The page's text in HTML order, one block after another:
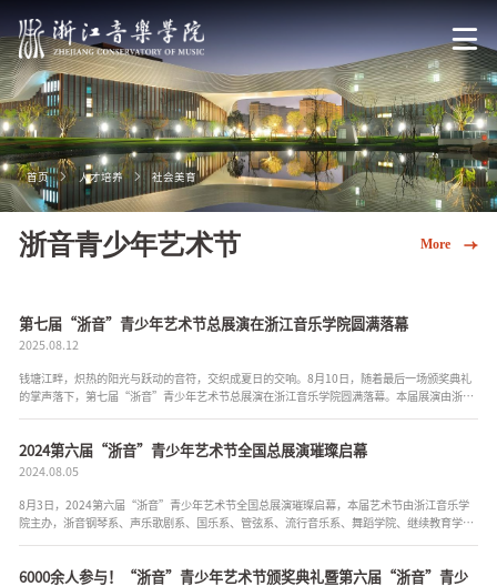
首页 人才培养 社会美育
浙音青少年艺术节 More
第七届“浙音”青少年艺术节总展演在浙江音乐学院圆满落幕
2025.08.12
钱塘江畔，炽热的阳光与跃动的音符，交织成夏日的交响。8月10日，随着最后一场颁奖典礼
的掌声落下，第七届“浙音”青少年艺术节总展演在浙江音乐学院圆满落幕。本届展演由浙江
2024第六届“浙音”青少年艺术节全国总展演璀璨启幕
2024.08.05
8月3日，2024第六届“浙音”青少年艺术节全国总展演璀璨启幕，本届艺术节由浙江音乐学
院主办，浙音钢琴系、声乐歌剧系、国乐系、管弦系、流行音乐系、舞蹈学院、继续教育学
6000余人参与！“浙音”青少年艺术节颁奖典礼暨第六届“浙音”青少